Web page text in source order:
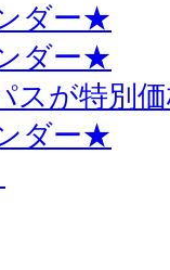
ダー★
ダー★
スが特別
ダー★